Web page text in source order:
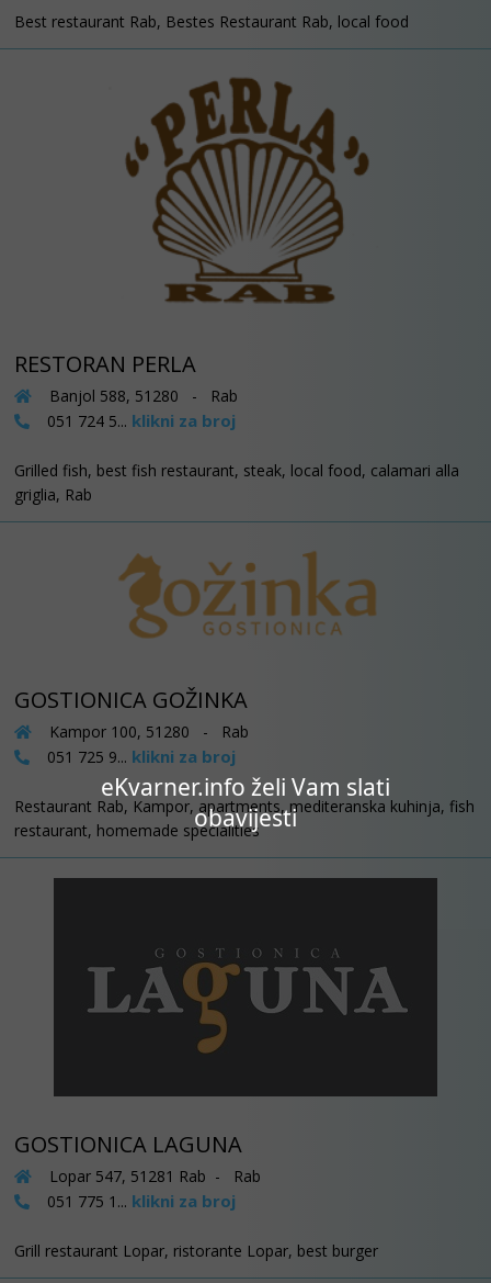
eKvarner.info želi Vam slati
obavijesti
Best restaurant Rab, Bestes Restaurant Rab, local food
RESTORAN PERLA
Banjol 588, 51280 - Rab
051 724 5... klikni za broj
Grilled fish, best fish restaurant, steak, local food, calamari alla
griglia, Rab
GOSTIONICA GOŽINKA
Kampor 100, 51280 - Rab
051 725 9... klikni za broj
Restaurant Rab, Kampor, apartments, mediteranska kuhinja, fish
restaurant, homemade specialities
GOSTIONICA LAGUNA
Lopar 547, 51281 Rab - Rab
051 775 1... klikni za broj
Grill restaurant Lopar, ristorante Lopar, best burger